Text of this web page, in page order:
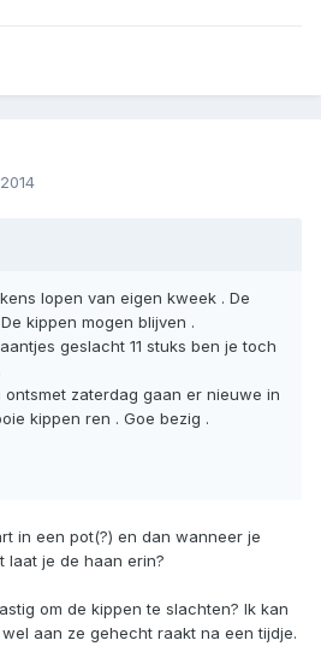
lopen van eigen kweek . De
kippen mogen blijven .
geslacht 11 stuks ben je toch
zaterdag gaan er nieuwe in
kippen ren . Goe bezig .
in een pot(?) en dan wanneer je
laat je de haan erin?
om de kippen te slachten? Ik kan
aan ze gehecht raakt na een tijdje.